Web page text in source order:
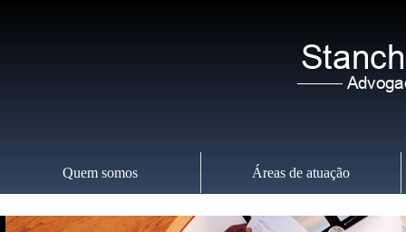
Quem somos Áreas de atuação